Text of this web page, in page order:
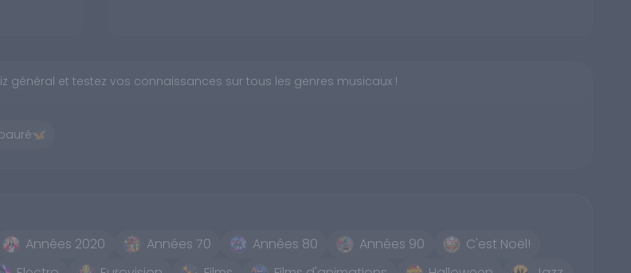
général et testez vos connaissances sur tous les genres musicaux !
Années 2020 Années 70 Années 80 Années 90
C'est Noël!